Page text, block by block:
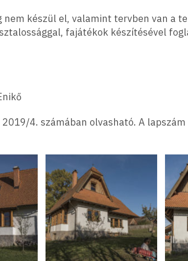
készül el, valamint tervben van a
fajátékok készítésével
4. számában olvasható. A